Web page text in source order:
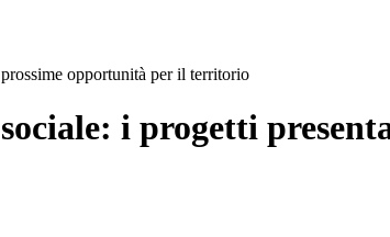
opportunità per il territorio
i progetti